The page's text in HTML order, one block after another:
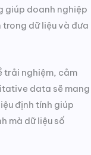
giúp doanh nghiệp
dữ liệu và đưa
trải nghiệm, cảm
data sẽ mang
định tính giúp
mà dữ liệu số